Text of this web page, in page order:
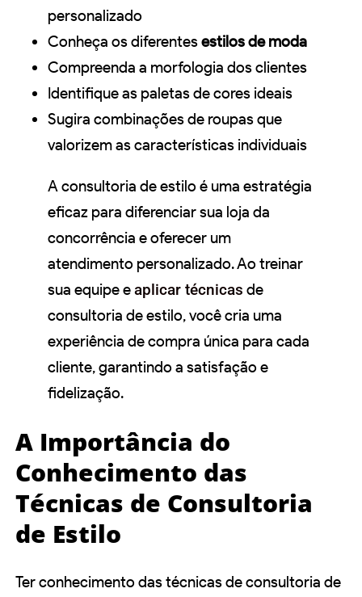
personalizado
Conheça os diferentesestilos de moda
Compreenda a morfologia dos clientes
Identifique as paletas de cores ideais
Sugira combinações de roupas que
valorizem as características individuais
A consultoria de estilo é uma estratégia
eficaz para diferenciar sua loja da
concorrência e oferecer um
atendimento personalizado. Ao treinar
sua equipe eaplicar técnicas de
consultoria de estilo, você cria uma
experiência de compra única para cada
cliente, garantindo a satisfação e
fidelização.
A Importância do
Conhecimento das
Técnicas de Consultoria
de Estilo
Ter conhecimento das técnicas de consultoria de